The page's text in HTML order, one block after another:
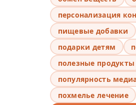
персонализация
пищевые добавки
подарки детям
полезные продукты
популярность
похмелье лечение